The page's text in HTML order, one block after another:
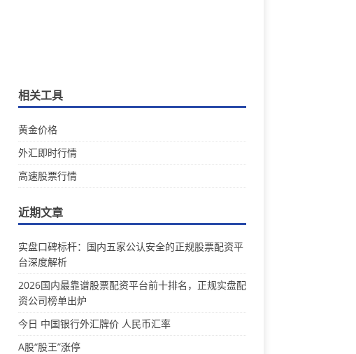
相关工具
黄金价格
外汇即时行情
高速股票行情
近期文章
实盘口碑标杆：国内五家公认安全的正规股票配资平
台深度解析
2026国内最靠谱股票配资平台前十排名，正规实盘配
资公司榜单出炉
今日 中国银行外汇牌价 人民币汇率
A股“股王”涨停